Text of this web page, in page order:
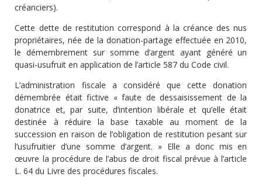
créanciers).
Cette dette de restitution correspond à la créance des nus
propriétaires, née de la donation-partage effectuée en 2010,
le démembrement sur somme d’argent ayant généré un
quasi-usufruit en application de l’article 587 du Code civil.
L’administration fiscale a considéré que cette donation
démembrée était fictive « faute de dessaisissement de la
donatrice et, par suite, d’intention libérale et qu’elle était
destinée à réduire la base taxable au moment de la
succession en raison de l’obligation de restitution pesant sur
l’usufruitier d’une somme d’argent. » Elle a donc mis en
œuvre la procédure de l’abus de droit fiscal prévue à l’article
L. 64 du Livre des procédures fiscales.